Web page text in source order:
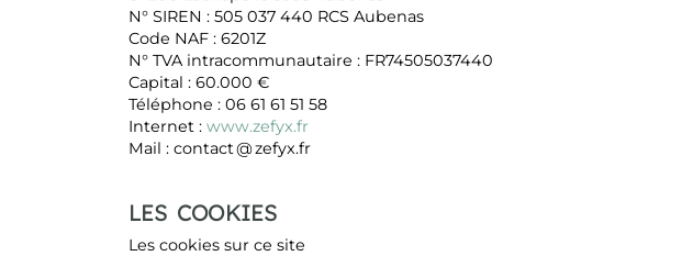
N° SIREN : 505 037 440 RCS Aubenas
Code NAF : 6201Z
N° TVA intracommunautaire : FR74505037440
Capital : 60.000 €
Téléphone : 06 61 61 51 58
Internet : www.zefyx.fr
Mail : contact @ zefyx.fr
LES COOKIES
Les cookies sur ce site